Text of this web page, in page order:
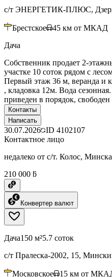
с/т ЭНЕРГЕТИК-ПЛЮС,
Брестское 45 км от МКАД
Дача
Собственник продает 2-
участке 10 соток рядом с
Первый этаж 36 м, веранда и
, кладовка 12м. Вода
приведен в порядок,
Контакты
Написать
30.07.2026 ID 4102107
Контактное лицо
недалеко от с/т. Колос,
210 000 ƃ
Конвертер валют
Дача150 м²5.7 соток
с/т Пралеска-2002, 15,
Московское 15 км от